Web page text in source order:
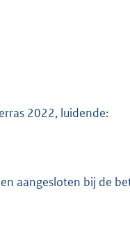
2022, luidende:
aangesloten bij de